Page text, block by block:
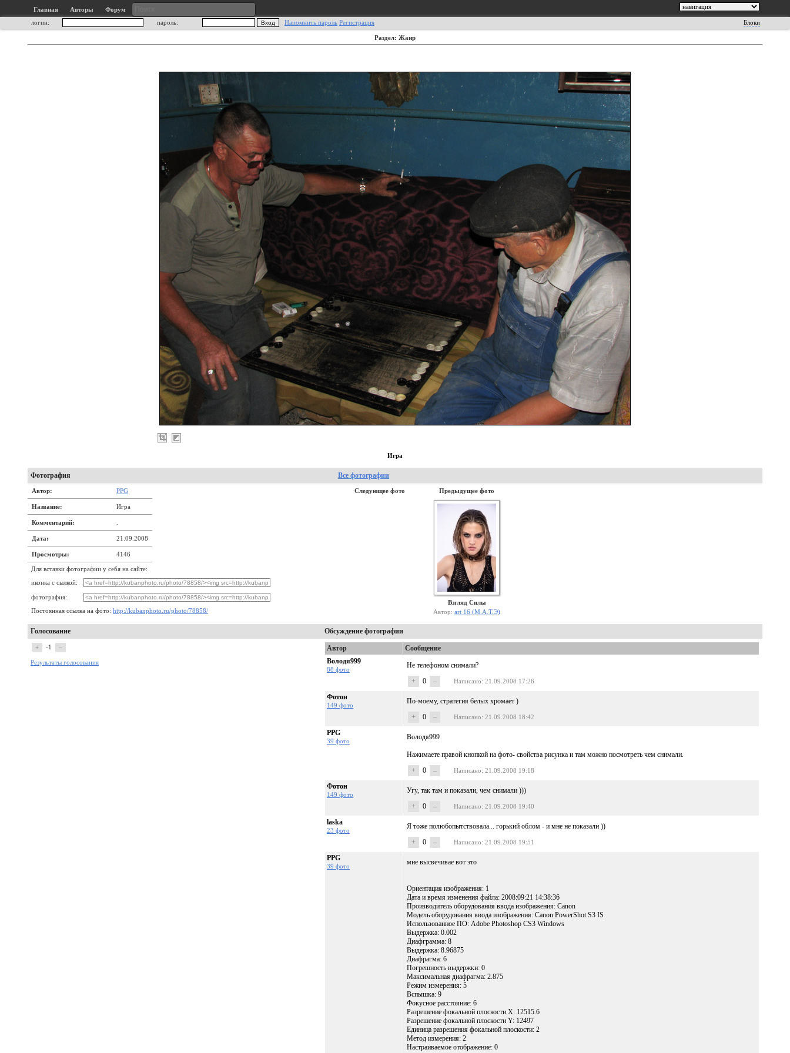
Главная Авторы
Форум
логин:
пароль: Напомнить пароль Регистрация Блоки
Раздел: Жанр
Игра
Фотография Все фотографии
Автор: PPG
Название: Игра
Комментарий:
Дата: 21.09.2008
Просмотры: 4146
Для вставки фотографии у себя на сайте:
иконка с сылкой:
фотография:
Постоянная ссылка на фото: http://kubanphoto.ru/photo/78858/
Следующее фото Предыдущее фото
Взгляд Силы
Автор: art 16 (М.А.Т.Э)
Голосование Обсуждение фотографии
+ -1 –
Результаты голосования
Автор
Сообщение
Володя999
88 фото
Не телефоном снимали?
+
0 – Написано: 21.09.2008 17:26
Фотон
149 фото
По-моему, стратегия белых хромает )
+
0 – Написано: 21.09.2008 18:42
PPG
39 фото Володя999
Нажимаете правой кнопкой на фото- свойства рисунка и там можно посмотреть чем снимали.
+
0 – Написано: 21.09.2008 19:18
Фотон
149 фото
Угу, так там и показали, чем снимали )))
+
0 – Написано: 21.09.2008 19:40
laska
23 фото
Я тоже полюбопытствовала... горький облом - и мне не показали ))
+
0 – Написано: 21.09.2008 19:51
PPG
39 фото мне высвечивае вот это
Ориентация изображения: 1
Дата и время изменения файла: 2008:09:21 14:38:36
Производитель оборудования ввода изображения: Canon
Модель оборудования ввода изображения: Canon PowerShot S3 IS
Использованное ПО: Adobe Photoshop CS3 Windows
Выдержка: 0.002
Диафграмма: 8
Выдержка: 8.96875
Диафрагма: 6
Погрешность выдержки: 0
Максимальная диафрагма: 2.875
Режим измерения: 5
Вспышка: 9
Фокусное расстояние: 6
Разрешение фокальной плоскости Х: 12515.6
Разрешение фокальной плоскости Y: 12497
Единица разрешения фокальной плоскости: 2
Метод измерения: 2
Настраиваемое отображение: 0